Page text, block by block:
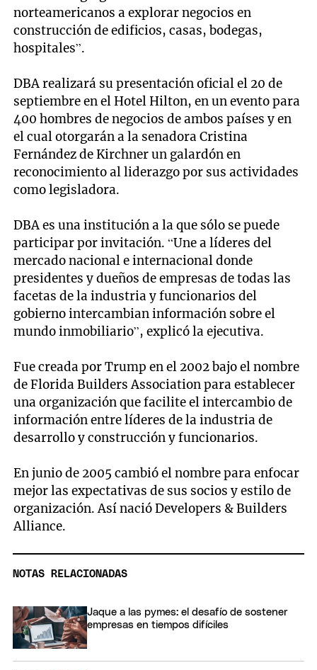
norteamericanos a explorar negocios en
construcción de edificios, casas, bodegas,
hospitales”.
DBA realizará su presentación oficial el 20 de
septiembre en el Hotel Hilton, en un evento para
400 hombres de negocios de ambos países y en
el cual otorgarán a la senadora Cristina
Fernández de Kirchner un galardón en
reconocimiento al liderazgo por sus actividades
como legisladora.
DBA es una institución a la que sólo se puede
participar por invitación. “Une a líderes del
mercado nacional e internacional donde
presidentes y dueños de empresas de todas las
facetas de la industria y funcionarios del
gobierno intercambian información sobre el
mundo inmobiliario”, explicó la ejecutiva.
Fue creada por Trump en el 2002 bajo el nombre
de Florida Builders Association para establecer
una organización que facilite el intercambio de
información entre líderes de la industria de
desarrollo y construcción y funcionarios.
En junio de 2005 cambió el nombre para enfocar
mejor las expectativas de sus socios y estilo de
organización. Así nació Developers & Builders
Alliance.
NOTAS RELACIONADAS
Jaque a las pymes: el desafío de sostener
empresas en tiempos difíciles